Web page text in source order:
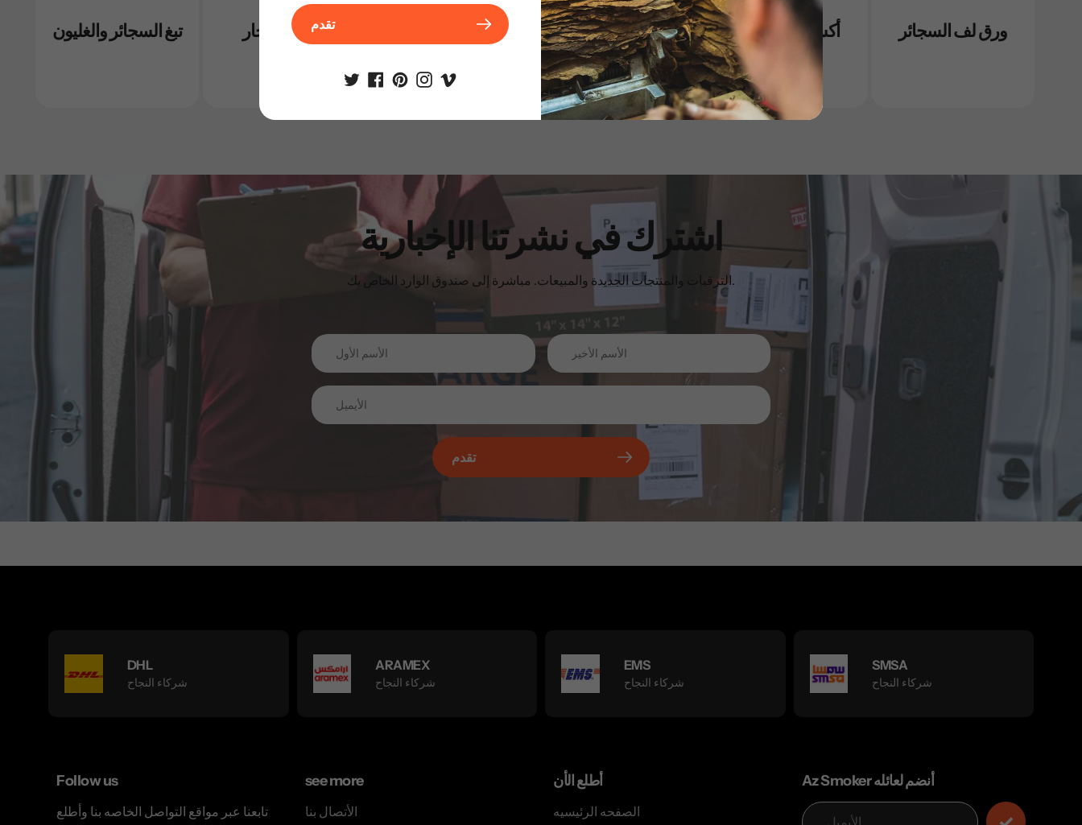
تبغ السجائر والغليون سيجار cigar دخان سجائر عبوات
أجهزه الكترونيه
وسحبات
أكسسوارت التبغ
والسيجار
ورق لف السجائر
اشترك في نشرتنا الإخبارية
الترقيات والمنتجات الجديدة والمبيعات. مباشرة إلى صندوق الوارد الخاص بك.
تقدم
DHL
شركاء النجاح
ARAMEX
شركاء النجاح
EMS
شركاء النجاح
SMSA
شركاء النجاح
Follow us
تابعنا عبر مواقع التواصل الخاصه بنا وأطلع
see more
الأتصال بنا
أطلع الأن
الصفحه الرئيسيه
Az Smoker أنضم لعائله
تقدم